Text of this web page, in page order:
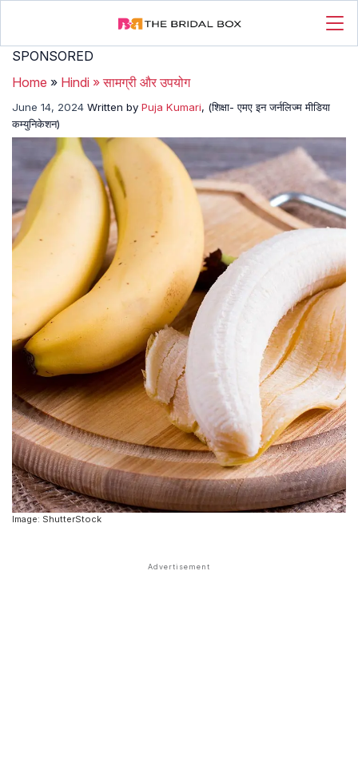
SPONSORED
Home » Hindi »सामग्री और उपयोग
June 14, 2024 Written by Puja Kumari, (शिक्षा- एमए इन जर्नलिज्म मीडिया
कम्युनिकेशन)
Image: ShutterStock